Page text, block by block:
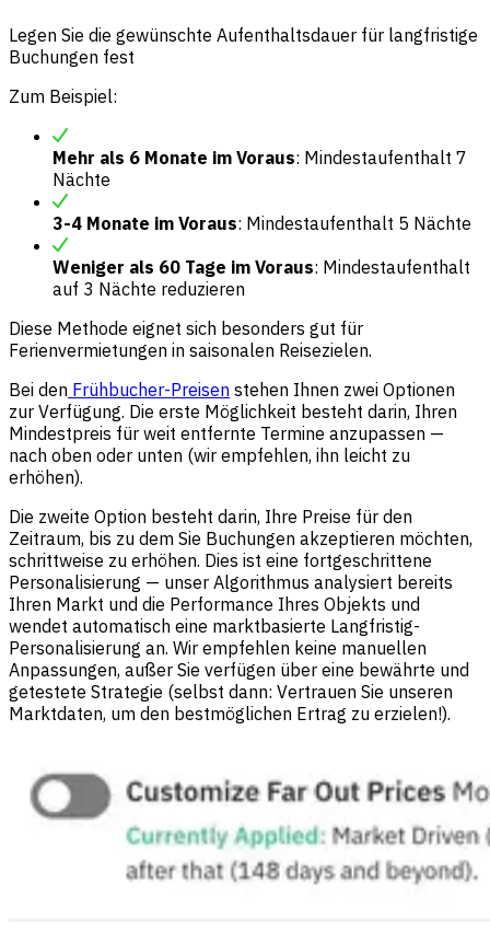
Legen Sie die gewünschte Aufenthaltsdauer für langfristige
Buchungen fest
Zum Beispiel:
Mehr als 6 Monate im Voraus: Mindestaufenthalt 7
Nächte
3-4 Monate im Voraus: Mindestaufenthalt 5 Nächte
Weniger als 60 Tage im Voraus: Mindestaufenthalt
auf 3 Nächte reduzieren
Diese Methode eignet sich besonders gut für
Ferienvermietungen in saisonalen Reisezielen.
Bei den Frühbucher-Preisen stehen Ihnen zwei Optionen
zur Verfügung. Die erste Möglichkeit besteht darin, Ihren
Mindestpreis für weit entfernte Termine anzupassen —
nach oben oder unten (wir empfehlen, ihn leicht zu
erhöhen).
Die zweite Option besteht darin, Ihre Preise für den
Zeitraum, bis zu dem Sie Buchungen akzeptieren möchten,
schrittweise zu erhöhen. Dies ist eine fortgeschrittene
Personalisierung — unser Algorithmus analysiert bereits
Ihren Markt und die Performance Ihres Objekts und
wendet automatisch eine marktbasierte Langfristig-
Personalisierung an. Wir empfehlen keine manuellen
Anpassungen, außer Sie verfügen über eine bewährte und
getestete Strategie (selbst dann: Vertrauen Sie unseren
Marktdaten, um den bestmöglichen Ertrag zu erzielen!).